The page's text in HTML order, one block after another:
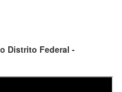
Distrito Federal -